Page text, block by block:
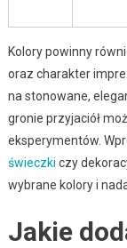
Kolory powinny
oraz charakter
na stonowane,
gronie przyjaciół
eksperymentów.
świeczki czy
wybrane kolory i
Jakie